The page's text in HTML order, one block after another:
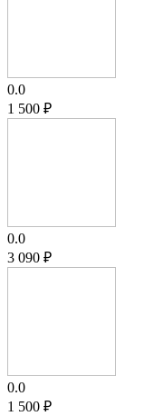
0.0
1 500 ₽
0.0
3 090 ₽
0.0
1 500 ₽